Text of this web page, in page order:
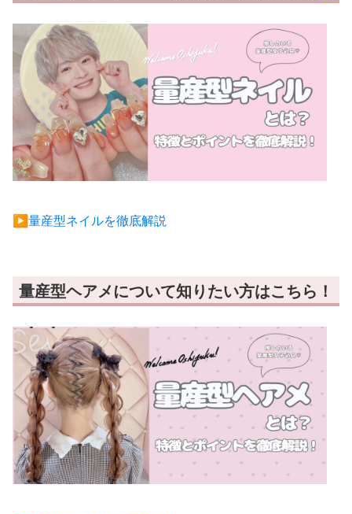
▶︎量産型ネイルを徹底解説
量産型ヘアメについて知りたい方はこちら！